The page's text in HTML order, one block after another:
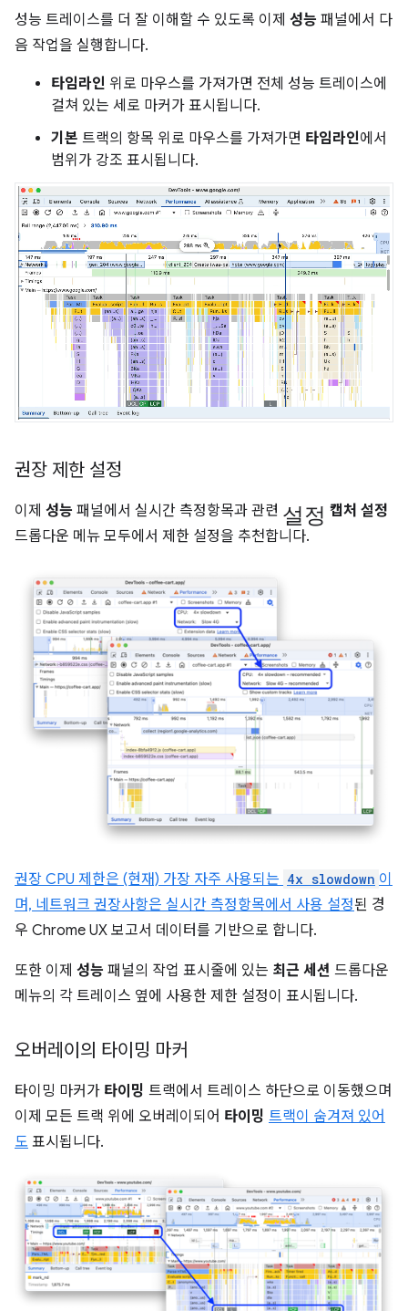
성능 트레이스를 더 잘 이해할 수 있도록 이제 성능 패널에서 다
음 작업을 실행합니다.
타임라인 위로 마우스를 가져가면 전체 성능 트레이스에
걸쳐 있는 세로 마커가 표시됩니다.
기본 트랙의 항목 위로 마우스를 가져가면 타임라인에서
범위가 강조 표시됩니다.
권장 제한 설정
이제 성능 패널에서 실시간 측정항목과 관련 설정 캡처 설정
드롭다운 메뉴 모두에서 제한 설정을 추천합니다.
권장 CPU 제한은 (현재) 가장 자주 사용되는 4x slowdown 이
며, 네트워크 권장사항은 실시간 측정항목에서 사용 설정된 경
우 Chrome UX 보고서 데이터를 기반으로 합니다.
또한 이제 성능 패널의 작업 표시줄에 있는 최근 세션 드롭다운
메뉴의 각 트레이스 옆에 사용한 제한 설정이 표시됩니다.
오버레이의 타이밍 마커
타이밍 마커가 타이밍 트랙에서 트레이스 하단으로 이동했으며
이제 모든 트랙 위에 오버레이되어 타이밍 트랙이 숨겨져 있어
도 표시됩니다.